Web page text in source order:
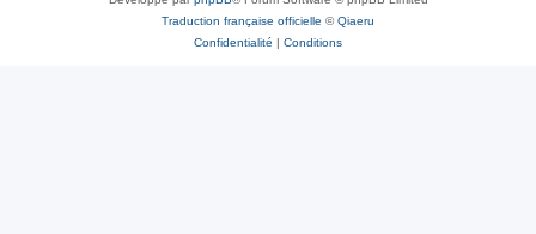
Traduction française officielle ©Qiaeru
Confidentialité | Conditions